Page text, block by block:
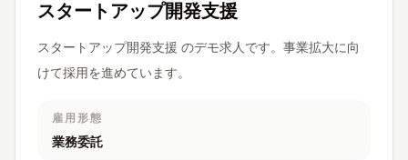
スタートアップ開発支援
スタートアップ開発支援 のデモ求人です。事業拡大に向
けて採用を進めています。
雇用形態
業務委託